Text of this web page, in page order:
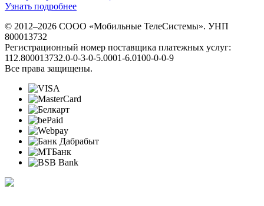
Узнать подробнее
© 2012–2026 СООО «Мобильные ТелеСистемы». УНП
800013732
Регистрационный номер поставщика платежных услуг:
112.800013732.0-0-3-0-5.0001-6.0100-0-0-9
Все права защищены.